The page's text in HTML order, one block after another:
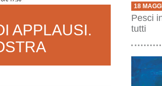
APPLAUSI.
18
Pesci
tutti